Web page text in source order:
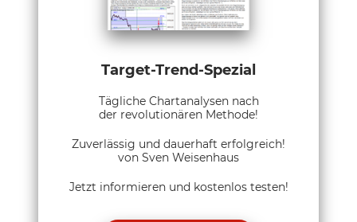
Target-Trend-Spezial
Tägliche Chartanalysen nach
der revolutionären Methode!
Zuverlässig und dauerhaft erfolgreich!
von Sven Weisenhaus
Jetzt informieren und kostenlos testen!